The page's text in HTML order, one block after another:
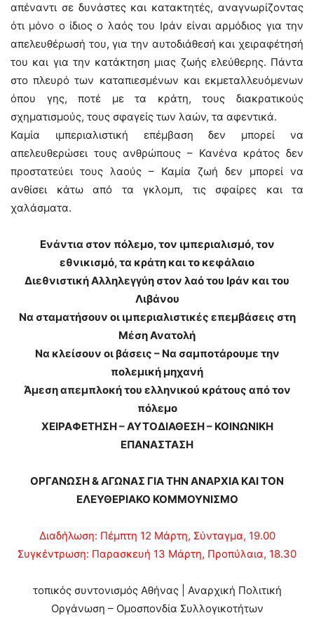
απέναντι σε δυνάστες και κατακτητές, αναγνωρίζοντας
ότι μόνο ο ίδιος ο λαός του Ιράν είναι αρμόδιος για την
απελευθέρωσή του, για την αυτοδιάθεσή και χειραφέτησή
του και για την κατάκτηση μιας ζωής ελεύθερης. Πάντα
στο πλευρό των καταπιεσμένων και εκμεταλλευόμενων
όπου γης, ποτέ με τα κράτη, τους διακρατικούς
σχηματισμούς, τους σφαγείς των λαών, τα αφεντικά.
Καμία ιμπεριαλιστική επέμβαση δεν μπορεί να
απελευθερώσει τους ανθρώπους – Κανένα κράτος δεν
προστατεύει τους λαούς – Καμία ζωή δεν μπορεί να
ανθίσει κάτω από τα γκλομπ, τις σφαίρες και τα
χαλάσματα.
Ενάντια στον πόλεμο, τον ιμπεριαλισμό, τον
εθνικισμό, τα κράτη και το κεφάλαιο
Διεθνιστική Αλληλεγγύη στον λαό του Ιράν και του
Λιβάνου
Να σταματήσουν οι ιμπεριαλιστικές επεμβάσεις στη
Μέση Ανατολή
Να κλείσουν οι βάσεις – Να σαμποτάρουμε την
πολεμική μηχανή
Άμεση απεμπλοκή του ελληνικού κράτους από τον
πόλεμο
ΧΕΙΡΑΦΕΤΗΣΗ – ΑΥΤΟΔΙΑΘΕΣΗ – ΚΟΙΝΩΝΙΚΗ
ΕΠΑΝΑΣΤΑΣΗ
ΟΡΓΑΝΩΣΗ & ΑΓΩΝΑΣ ΓΙΑ ΤΗΝ ΑΝΑΡΧΙΑ ΚΑΙ ΤΟΝ
ΕΛΕΥΘΕΡΙΑΚΟ ΚΟΜΜΟΥΝΙΣΜΟ
Διαδήλωση: Πέμπτη 12 Μάρτη, Σύνταγμα, 19.00
Συγκέντρωση: Παρασκευή 13 Μάρτη, Προπύλαια, 18.30
τοπικός συντονισμός Αθήνας | Αναρχική Πολιτική
Οργάνωση – Ομοσπονδία Συλλογικοτήτων